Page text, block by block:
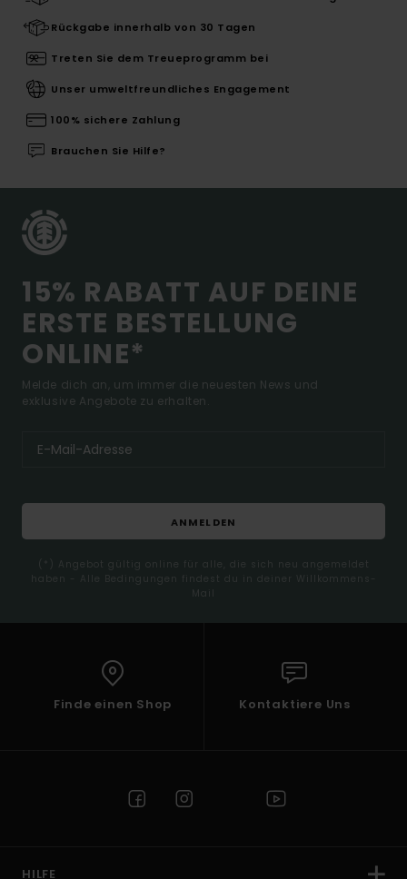
Rückgabe innerhalb von 30 Tagen
Treten Sie dem Treueprogramm bei
Unser umweltfreundliches Engagement
100% sichere Zahlung
Brauchen Sie Hilfe?
15% RABATT AUF DEINE
ERSTE BESTELLUNG
ONLINE*
Melde dich an, um immer die neuesten News und
exklusive Angebote zu erhalten.
ANMELDEN
(*) Angebot gültig online für alle, die sich neu angemeldet
haben - Alle Bedingungen findest du in deiner Willkommens-
Mail
Finde einen Shop Kontaktiere Uns
HILFE